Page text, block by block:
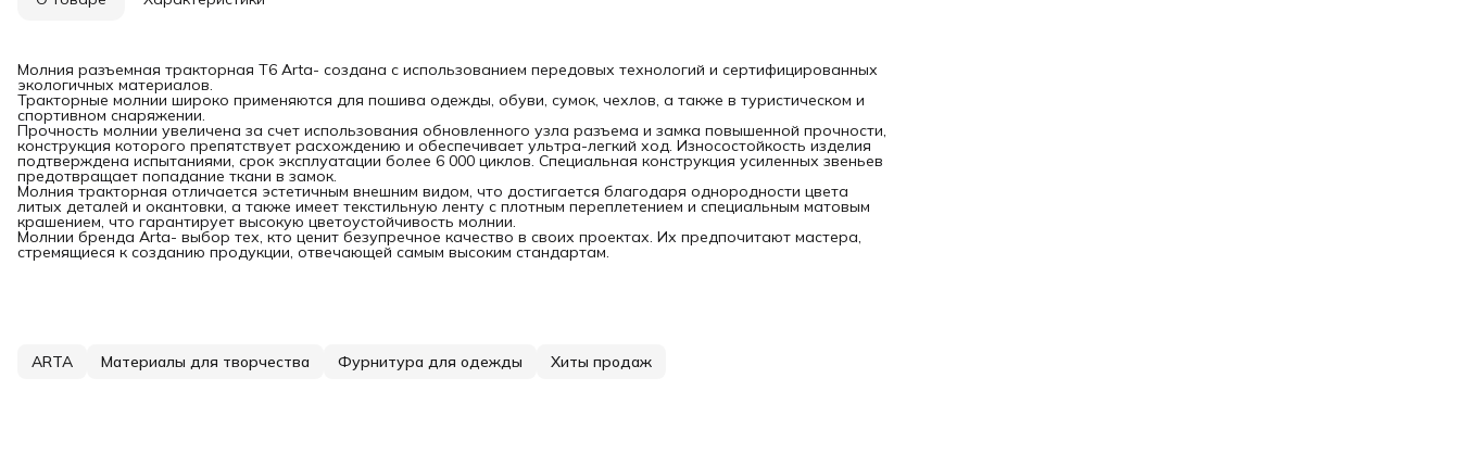
Молния разъемная тракторная T6 Arta- создана с использованием передовых технологий и сертифицированных
экологичных материалов.
Тракторные молнии широко применяются для пошива одежды, обуви, сумок, чехлов, а также в туристическом и
спортивном снаряжении.
Прочность молнии увеличена за счет использования обновленного узла разъема и замка повышенной прочности,
конструкция которого препятствует расхождению и обеспечивает ультра-легкий ход. Износостойкость изделия
подтверждена испытаниями, срок эксплуатации более 6 000 циклов. Специальная конструкция усиленных звеньев
предотвращает попадание ткани в замок.
Молния тракторная отличается эстетичным внешним видом, что достигается благодаря однородности цвета
литых деталей и окантовки, а также имеет текстильную ленту с плотным переплетением и специальным матовым
крашением, что гарантирует высокую цветоустойчивость молнии.
Молнии бренда Arta- выбор тех, кто ценит безупречное качество в своих проектах. Их предпочитают мастера,
стремящиеся к созданию продукции, отвечающей самым высоким стандартам.
ARTA Материалы для творчества Фурнитура для одежды Хиты продаж